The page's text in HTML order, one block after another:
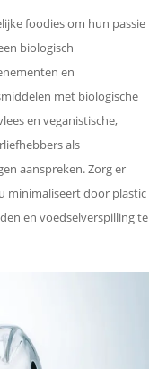
foodies om hun passie
biologisch
en
met biologische
en veganistische,
als
aanspreken. Zorg er
minimaliseert door plastic
en voedselverspilling te